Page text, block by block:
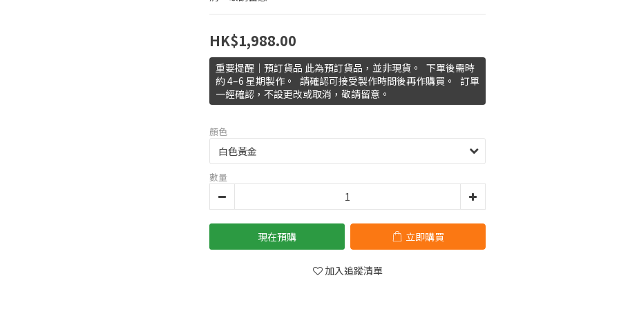
HK$1,988.00
重要提醒｜預訂貨品 此為預訂貨品，並非現貨。 下單後需時
約 4–6 星期製作。 請確認可接受製作時間後再作購買。 訂單
一經確認，不設更改或取消，敬請留意。
顏色
數量
現在預購 立即購買
加入追蹤清單